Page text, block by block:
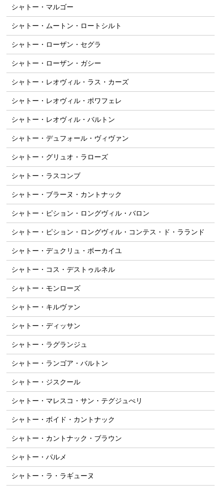
シャトー・マルゴー
シャトー・ムートン・ロートシルト
シャトー・ローザン・セグラ
シャトー・ローザン・ガシー
シャトー・レオヴィル・ラス・カーズ
シャトー・レオヴィル・ポワフェレ
シャトー・レオヴィル・バルトン
シャトー・デュフォール・ヴィヴァン
シャトー・グリュオ・ラローズ
シャトー・ラスコンブ
シャトー・ブラーヌ・カントナック
シャトー・ピション・ロングヴィル・バロン
シャトー・ピション・ロングヴィル・コンテス・ド・ラランド
シャトー・デュクリュ・ボーカイユ
シャトー・コス・デストゥルネル
シャトー・モンローズ
シャトー・キルヴァン
シャトー・ディッサン
シャトー・ラグランジュ
シャトー・ランゴア・バルトン
シャトー・ジスクール
シャトー・マレスコ・サン・テグジュぺリ
シャトー・ボイド・カントナック
シャトー・カントナック・ブラウン
シャトー・パルメ
シャトー・ラ・ラギューヌ